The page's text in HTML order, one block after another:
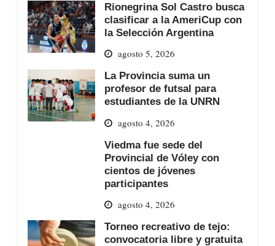
Rionegrina Sol Castro busca
clasificar a la AmeriCup con
la Selección Argentina
agosto 5, 2026
La Provincia suma un
profesor de futsal para
estudiantes de la UNRN
agosto 4, 2026
Viedma fue sede del
Provincial de Vóley con
cientos de jóvenes
participantes
agosto 4, 2026
Torneo recreativo de tejo:
convocatoria libre y gratuita